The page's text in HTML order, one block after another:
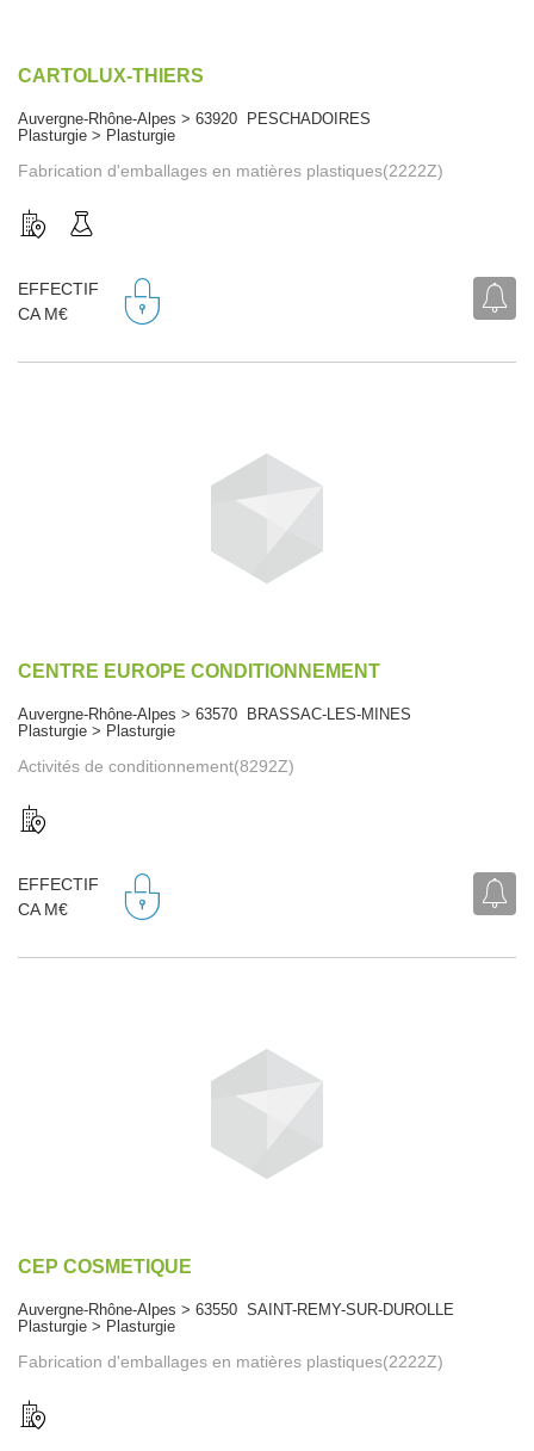
CARTOLUX-THIERS
Auvergne-Rhône-Alpes > 63920 PESCHADOIRES
Plasturgie > Plasturgie
Fabrication d'emballages en matières plastiques(2222Z)
EFFECTIF
CA M€
CENTRE EUROPE CONDITIONNEMENT
Auvergne-Rhône-Alpes > 63570 BRASSAC-LES-MINES
Plasturgie > Plasturgie
Activités de conditionnement(8292Z)
EFFECTIF
CA M€
CEP COSMETIQUE
Auvergne-Rhône-Alpes > 63550 SAINT-REMY-SUR-DUROLLE
Plasturgie > Plasturgie
Fabrication d'emballages en matières plastiques(2222Z)